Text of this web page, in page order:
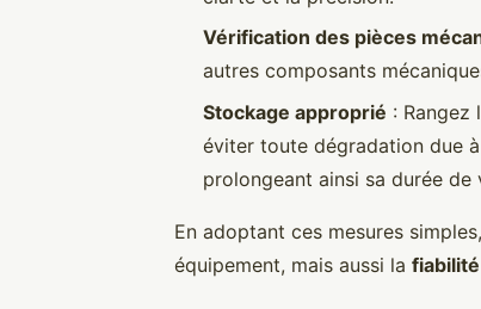
Vérification des pièces
autres composants
Stockage approprié : Rangez
éviter toute dégradation due
prolongeant ainsi sa durée de
En adoptant ces mesures
équipement, mais aussi la fiabilité